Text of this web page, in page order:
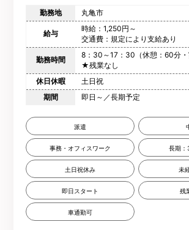
勤務地 丸亀市
給与
時給：1,250円～
交通費：規定により支給あり
勤務時間
8：30～17：30（休憩：60分・
★残業なし
休日休暇
土日祝
期間
即日～／長期予定
派遣
事務・オフィスワーク 長期：
土日祝休み 未
即日スタート 残
車通勤可